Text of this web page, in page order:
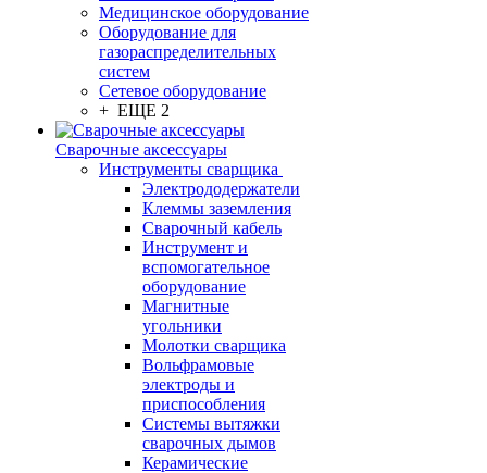
Медицинское оборудование
Оборудование для
газораспределительных
систем
Сетевое оборудование
+ ЕЩЕ 2
Сварочные аксессуары
Инструменты сварщика
Электрододержатели
Клеммы заземления
Сварочный кабель
Инструмент и
вспомогательное
оборудование
Магнитные
угольники
Молотки сварщика
Вольфрамовые
электроды и
приспособления
Системы вытяжки
сварочных дымов
Керамические